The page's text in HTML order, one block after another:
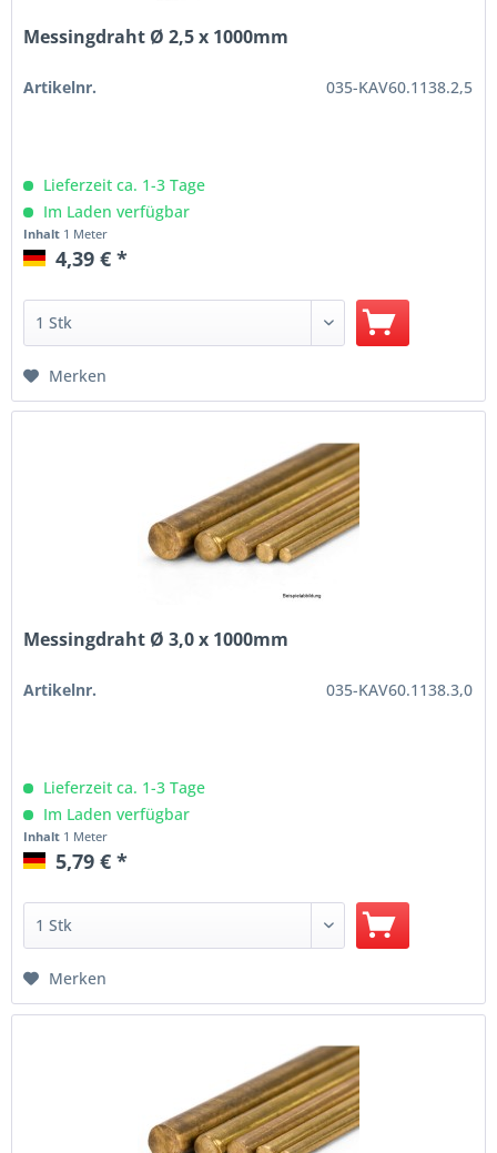
Messingdraht Ø 2,5 x 1000mm
Artikelnr. 035-KAV60.1138.2,5
Lieferzeit ca. 1-3 Tage
Im Laden verfügbar
Inhalt 1 Meter
4,39 € *
Merken
Messingdraht Ø 3,0 x 1000mm
Artikelnr. 035-KAV60.1138.3,0
Lieferzeit ca. 1-3 Tage
Im Laden verfügbar
Inhalt 1 Meter
5,79 € *
Merken